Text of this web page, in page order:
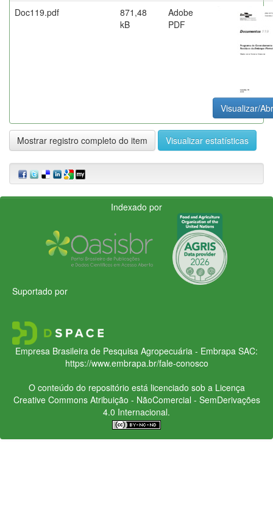
Doc119.pdf
871,48
kB
Adobe
PDF
Visualizar/
Mostrar registro completo do item Visualizar estatísticas
Indexado por
Suportado por
Empresa Brasileira de Pesquisa Agropecuária - Embrapa SAC:
https://www.embrapa.br/fale-conosco
O conteúdo do repositório está licenciado sob a Licença
Creative CommonsAtribuição - NãoComercial - SemDerivações
4.0 Internacional.